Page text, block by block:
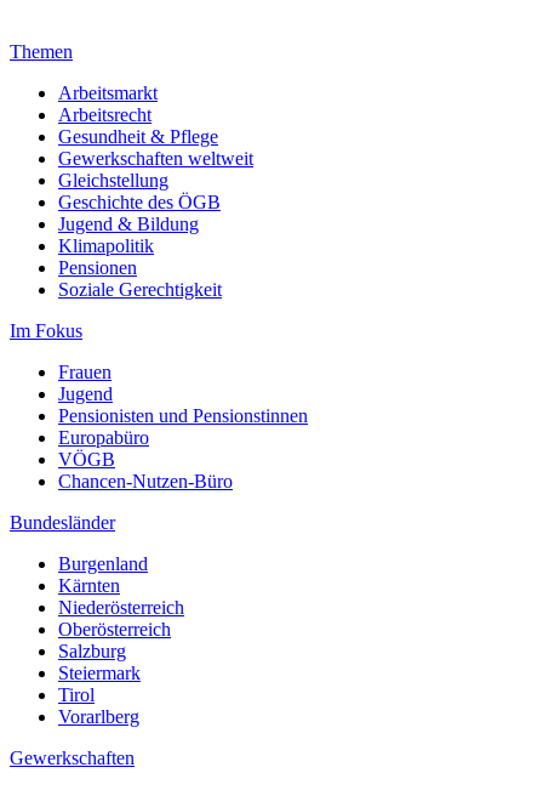
Themen
Arbeitsmarkt
Arbeitsrecht
Gesundheit & Pflege
Gewerkschaften weltweit
Gleichstellung
Geschichte des ÖGB
Jugend & Bildung
Klimapolitik
Pensionen
Soziale Gerechtigkeit
Im Fokus
Frauen
Jugend
Pensionisten und Pensionstinnen
Europabüro
VÖGB
Chancen-Nutzen-Büro
Bundesländer
Burgenland
Kärnten
Niederösterreich
Oberösterreich
Salzburg
Steiermark
Tirol
Vorarlberg
Gewerkschaften